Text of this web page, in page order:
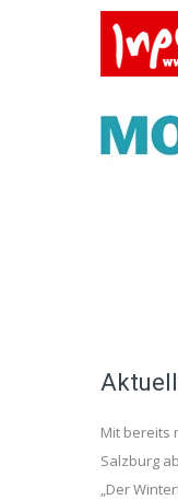
Mit bereits
Salzburg
„Der